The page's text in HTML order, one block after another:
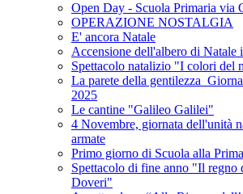
Open Day - Scuola Primaria via
OPERAZIONE NOSTALGIA
E' ancora Natale
Accensione dell'albero di Natale
Spettacolo natalizio "I colori del
La parete della
2025
Le cantine "Galileo Galilei"
4 Novembre, giornata dell'unità
armate
Primo giorno di Scuola alla
Spettacolo di fine anno "Il regno
Doveri"